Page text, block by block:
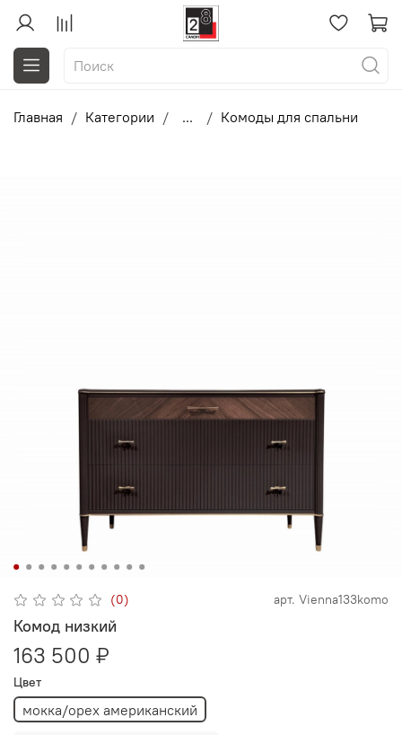
Главная Категории ... Комоды для спальни
(0) арт. Vienna133komo
Комод низкий
163 500 ₽
Цвет
мокка/орех американский